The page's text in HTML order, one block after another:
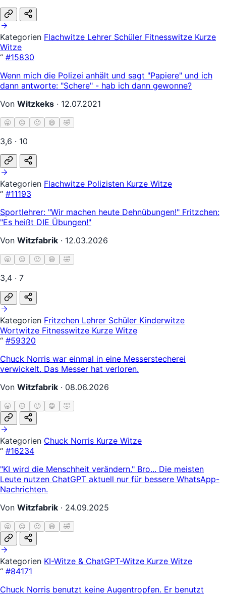
Kategorien Flachwitze Lehrer Schüler Fitnesswitze Kurze
Witze
“ #15830
Wenn mich die Polizei anhält und sagt "Papiere" und ich
dann antworte: "Schere" - hab ich dann gewonne?
Von Witzkeks · 12.07.2021
🥱 😐 🙂 😄 🤣
3,6 · 10
Kategorien Flachwitze Polizisten Kurze Witze
“ #11193
Sportlehrer: "Wir machen heute Dehnübungen!" Fritzchen:
"Es heißt DIE Übungen!"
Von Witzfabrik · 12.03.2026
🥱 😐 🙂 😄 🤣
3,4 · 7
Kategorien Fritzchen Lehrer Schüler Kinderwitze
Wortwitze Fitnesswitze Kurze Witze
“ #59320
Chuck Norris war einmal in eine Messerstecherei
verwickelt. Das Messer hat verloren.
Von Witzfabrik · 08.06.2026
🥱 😐 🙂 😄 🤣
Kategorien Chuck Norris Kurze Witze
“ #16234
"KI wird die Menschheit verändern." Bro... Die meisten
Leute nutzen ChatGPT aktuell nur für bessere WhatsApp-
Nachrichten.
Von Witzfabrik · 24.09.2025
🥱 😐 🙂 😄 🤣
Kategorien KI-Witze & ChatGPT-Witze Kurze Witze
“ #84171
Chuck Norris benutzt keine Augentropfen. Er benutzt